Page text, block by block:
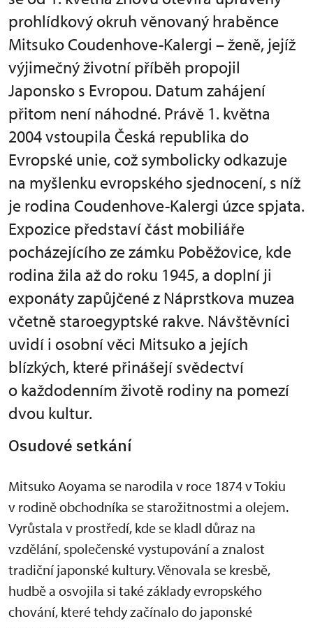
prohlídkový okruh věnovaný hraběnce
Mitsuko Coudenhove-Kalergi – ženě, jejíž
výjimečný životní příběh propojil
Japonsko s Evropou. Datum zahájení
přitom není náhodné. Právě 1. května
2004 vstoupila Česká republika do
Evropské unie, což symbolicky odkazuje
na myšlenku evropského sjednocení, s níž
je rodina Coudenhove-Kalergi úzce spjata.
Expozice představí část mobiliáře
pocházejícího ze zámku Poběžovice, kde
rodina žila až do roku 1945, a doplní ji
exponáty zapůjčené z Náprstkova muzea
včetně staroegyptské rakve. Návštěvníci
uvidí i osobní věci Mitsuko a jejích
blízkých, které přinášejí svědectví
o každodenním životě rodiny na pomezí
dvou kultur.
Osudové setkání
Mitsuko Aoyama se narodila v roce 1874 v Tokiu
v rodině obchodníka se starožitnostmi a olejem.
Vyrůstala v prostředí, kde se kladl důraz na
vzdělání, společenské vystupování a znalost
tradiční japonské kultury. Věnovala se kresbě,
hudbě a osvojila si také základy evropského
chování, které tehdy začínalo do japonské